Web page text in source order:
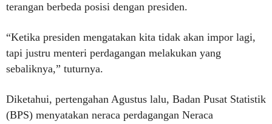
terangan berbeda posisi dengan presiden.
“Ketika presiden mengatakan kita tidak akan impor lagi,
tapi justru menteri perdagangan melakukan yang
sebaliknya,” tuturnya.
Diketahui, pertengahan Agustus lalu, Badan Pusat Statistik
(BPS) menyatakan neraca perdagangan Neraca